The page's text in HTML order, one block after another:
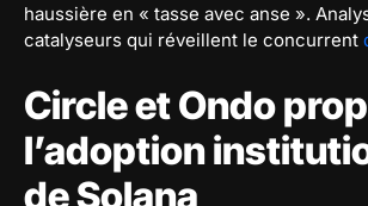
haussière en « tasse avec anse ».
catalyseurs qui réveillent le concurrent
Circle et Ondo
l’adoption
de Solana